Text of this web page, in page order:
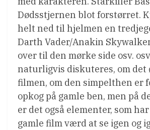
Dødsstjernen blot forstørret.
helt ned til hjelmen en
Darth Vader/Anakin
over til den mørke side osv.
naturligvis diskuteres, om det
filmen, om den simpelthen er
opkog på gamle ben, men på
er det også elementer, som
gamle film værd at se igen og